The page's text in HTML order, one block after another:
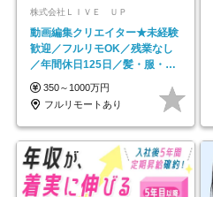
株式会社ＬＩＶＥ ＵＰ
動画編集クリエイター★未経験
歓迎／フルリモOK／残業なし
／年間休日125日／髪・服・ネ
イル自由／研修充実で安心
350～1000万円
フルリモートあり